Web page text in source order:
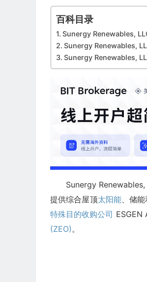
百科目录
Sunergy Renewables,
Sunergy Renewables,
Sunergy Renewables,
Sunergy
提供综合屋顶太阳能、储
特殊目的收购公司 ESGEN
(ZEO) 。